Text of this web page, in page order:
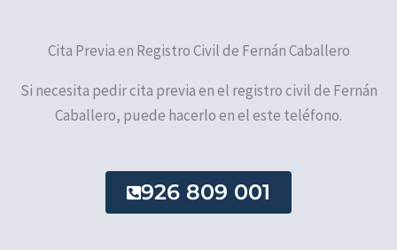
Cita Previa en Registro Civil de Fernán Caballero
Si necesita pedir cita previa en el registro civil de Fernán
Caballero, puede hacerlo en el este teléfono.
926 809 001